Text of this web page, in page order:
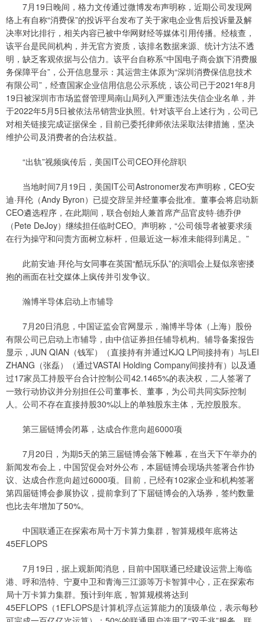
7月19日晚间，格力文传通过微博发布声明称，近期公司发现网
络上有自称“消费保”的投诉平台发布了关于家电企业售后投诉量及解
决率对比排行，相关内容已被中华网财经等媒体引用传播。经核查，
该平台是民间机构，并无官方资质，该排名数据来源、统计方法不透
明，缺乏客观依据与公信力。该平台自称系“中国电子商会旗下消费服
务保障平台”，公开信息显示：其运营主体原为“深圳消费保信息技术
有限公司”，经查国家企业信用信息公示系统，该公司已于2021年8月
19日被深圳市市场监督管理局南山局列入严重违法失信企业名单，并
于2022年5月5日被依法吊销营业执照。针对该平台上述行为，公司已
对相关链接完成证据保全，目前已委托律师依法采取法律措施，坚决
维护公司及消费者的合法权益。
“出轨”视频疯传后，美国IT公司CEO拜伦辞职
当地时间7月19日，美国IT公司Astronomer发布声明称，CEO安
迪·拜伦（Andy Byron）已提交辞呈并经董事会批准。董事会将启动新
CEO遴选程序，在此期间，联合创始人兼首席产品官皮特·德乔伊
（Pete DeJoy）继续担任临时CEO。声明称，“公司领导者被要求须
在行为操守和问责方面树立标杆，但最近这一标准未能得到满足。”
此前安迪·拜伦与女同事在英国“酷玩乐队”的演唱会上疑似亲密搂
抱的画面在社交媒体上疯传并引发争议。
瀚博半导体启动上市辅导
7月20日消息，中国证监会官网显示，瀚博半导体（上海）股份
有限公司已启动上市辅导，由中信证券担任辅导机构。辅导备案报告
显示，JUN QIAN（钱军）（直接持有并通过KJQ LP间接持有）与LEI
ZHANG（张磊）（通过VASTAI Holding Company间接持有）以及通
过17家员工持股平台合计控制公司42.1465%的表决权，二人签署了
一致行动协议并分别担任公司董事长、董事，为公司共同实际控制
人。公司不存在直接持股30%以上的单独股东主体，无控股股东。
第三届链博会闭幕，达成合作意向超6000项
7月20日，为期5天的第三届链博会落下帷幕，在当天下午举办的
新闻发布会上，中国贸促会对外公布，本届链博会现场共签署合作协
议、达成合作意向超过6000项。目前，已经有102家企业和机构签署
第四届链博会参展协议，提前拿到了下届链博会的入场券，签约数量
也比去年增加了50%。
中国联通正在探索布局十万卡算力集群，智算规模年底将达
45EFLOPS
7月19日，据上观新闻消息，目前中国联通已经建设运营上海临
港、呼和浩特、宁夏中卫和青海三江源等万卡智算中心，正在探索布
局十万卡算力集群。预计到年底，智算规模将达到
45EFLOPS（1EFLOPS是计算机浮点运算能力的顶级单位，表示每秒